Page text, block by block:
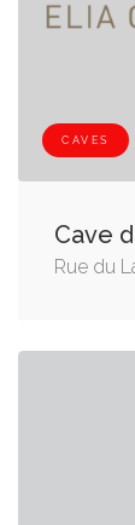
CAVES
Cave
Rue du